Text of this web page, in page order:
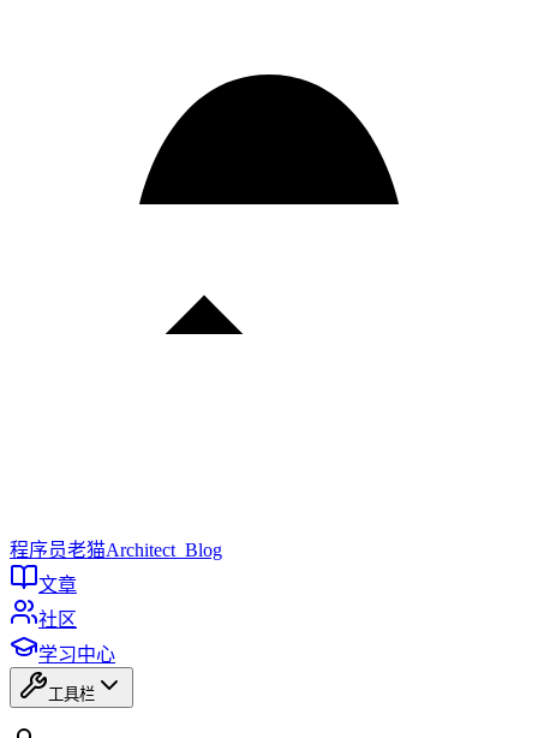
程序员老猫Architect_Blog
文章
社区
学习中心
工具栏